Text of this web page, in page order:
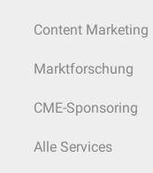
Content Marketing
Marktforschung
CME-Sponsoring
Alle Services